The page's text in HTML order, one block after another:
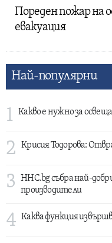
Пореден пожар на
евакуация
Най-популярни
1 Какво е нужно за
2 Крисия Тодорова:
3
HHC.bg събра най-
производители
4 Каква функция